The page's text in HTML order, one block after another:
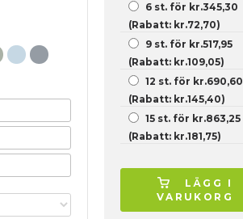
6 st. för kr.345,30
(Rabatt: kr.72,70)
9 st. för kr.517,95
(Rabatt: kr.109,05)
12 st. för kr.690,60
(Rabatt: kr.145,40)
15 st. för kr.863,25
(Rabatt: kr.181,75)
LÄGG I
VARUKORG